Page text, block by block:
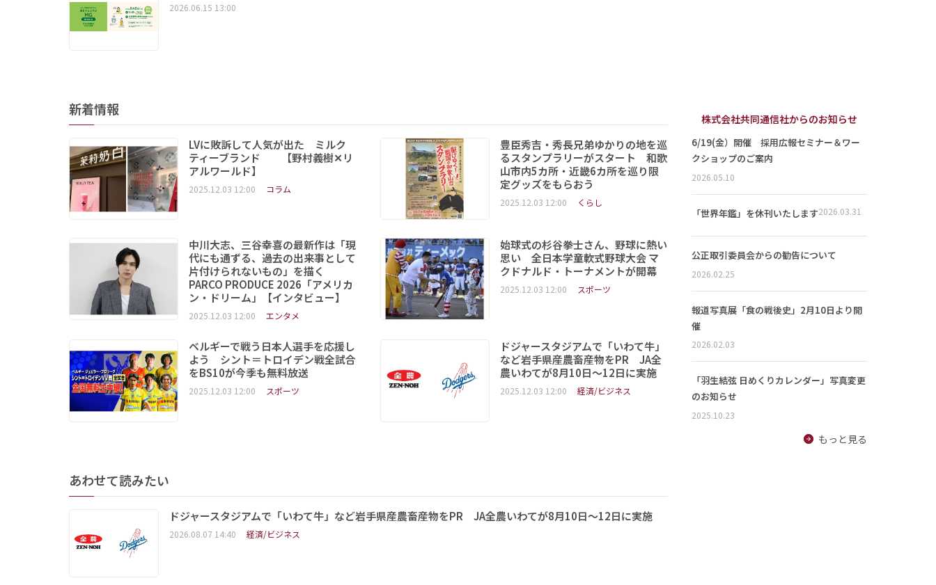
2026.06.15 13:00
新着情報
LVに敗訴して人気が出た ミルク
ティーブランド 【野村義樹✕リ
アルワールド】
2025.12.03 12:00 コラム
豊臣秀吉・秀長兄弟ゆかりの地を巡
るスタンプラリーがスタート 和歌
山市内5カ所・近畿6カ所を巡り限
定グッズをもらおう
2025.12.03 12:00 くらし
中川大志、三谷幸喜の最新作は「現
代にも通ずる、過去の出来事として
片付けられないもの」を描く
PARCO PRODUCE 2026「アメリカ
ン・ドリーム」【インタビュー】
2025.12.03 12:00 エンタメ
始球式の杉谷拳士さん、野球に熱い
思い 全日本学童軟式野球大会 マ
クドナルド・トーナメントが開幕
2025.12.03 12:00 スポーツ
ベルギーで戦う日本人選手を応援し
よう シント＝トロイデン戦全試合
をBS10が今季も無料放送
2025.12.03 12:00 スポーツ
ドジャースタジアムで「いわて牛」
など岩手県産農畜産物をPR JA全
農いわてが8月10日～12日に実施
2025.12.03 12:00 経済/ビジネス
あわせて読みたい
ドジャースタジアムで「いわて牛」など岩手県産農畜産物をPR JA全農いわてが8月10日～12日に実施
2026.08.07 14:40 経済/ビジネス
株式会社共同通信社からのお知らせ
6/19(金）開催 採用広報セミナー＆ワー
クショップのご案内
2026.05.10
「世界年鑑」を休刊いたします2026.03.31
公正取引委員会からの勧告について
2026.02.25
報道写真展「食の戦後史」2月10日より開
催
2026.02.03
「羽生結弦 日めくりカレンダー」写真変更
のお知らせ
2025.10.23
もっと見る